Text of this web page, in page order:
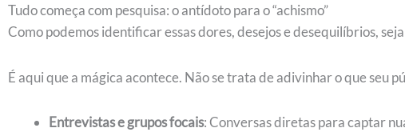
Tudo começa com pesquisa: o antídoto para o “achismo”
Como podemos identificar essas dores, desejos e desequilíbrios,
É aqui que a mágica acontece. Não se trata de adivinhar o que seu
Entrevistas e grupos focais: Conversas diretas para captar